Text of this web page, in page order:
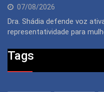
07/08/2026
Dra. Shádia defende voz
representatividade para
Tags